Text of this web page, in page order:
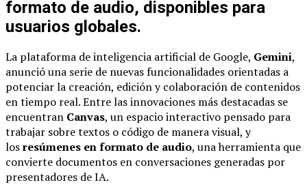
formato de audio, disponibles para
usuarios globales.
La plataforma de inteligencia artificial de Google, Gemini,
anunció una serie de nuevas funcionalidades orientadas a
potenciar la creación, edición y colaboración de contenidos
en tiempo real. Entre las innovaciones más destacadas se
encuentran Canvas, un espacio interactivo pensado para
trabajar sobre textos o código de manera visual, y
losresúmenes en formato de audio, una herramienta que
convierte documentos en conversaciones generadas por
presentadores de IA.